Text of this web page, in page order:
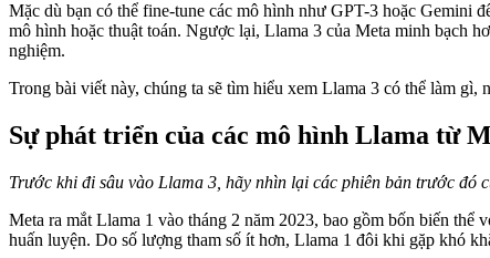
Mặc dù bạn có thể fine-tune các mô hình như GPT-3 hoặc Gemini
mô hình hoặc thuật toán. Ngược lại, Llama 3 của Meta minh bạch
nghiệm.
Trong bài viết này, chúng ta sẽ tìm hiểu xem Llama 3 có thể làm
Sự phát triển của các mô hình Llama từ
Trước khi đi sâu vào Llama 3, hãy nhìn lại các phiên bản trước đó
Meta ra mắt Llama 1 vào tháng 2 năm 2023, bao gồm bốn biến
huấn luyện. Do số lượng tham số ít hơn, Llama 1 đôi khi gặp khó